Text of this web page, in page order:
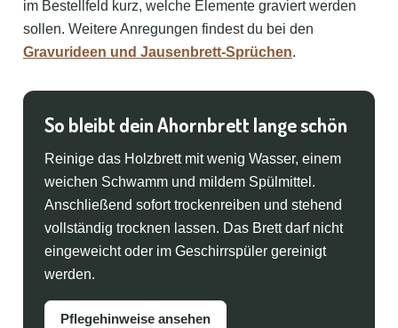
im Bestellfeld kurz, welche Elemente graviert werden
sollen. Weitere Anregungen findest du bei den
Gravurideen und Jausenbrett-Sprüchen.
So bleibt dein Ahornbrett lange schön
Reinige das Holzbrett mit wenig Wasser, einem
weichen Schwamm und mildem Spülmittel.
Anschließend sofort trockenreiben und stehend
vollständig trocknen lassen. Das Brett darf nicht
eingeweicht oder im Geschirrspüler gereinigt
werden.
Pflegehinweise ansehen